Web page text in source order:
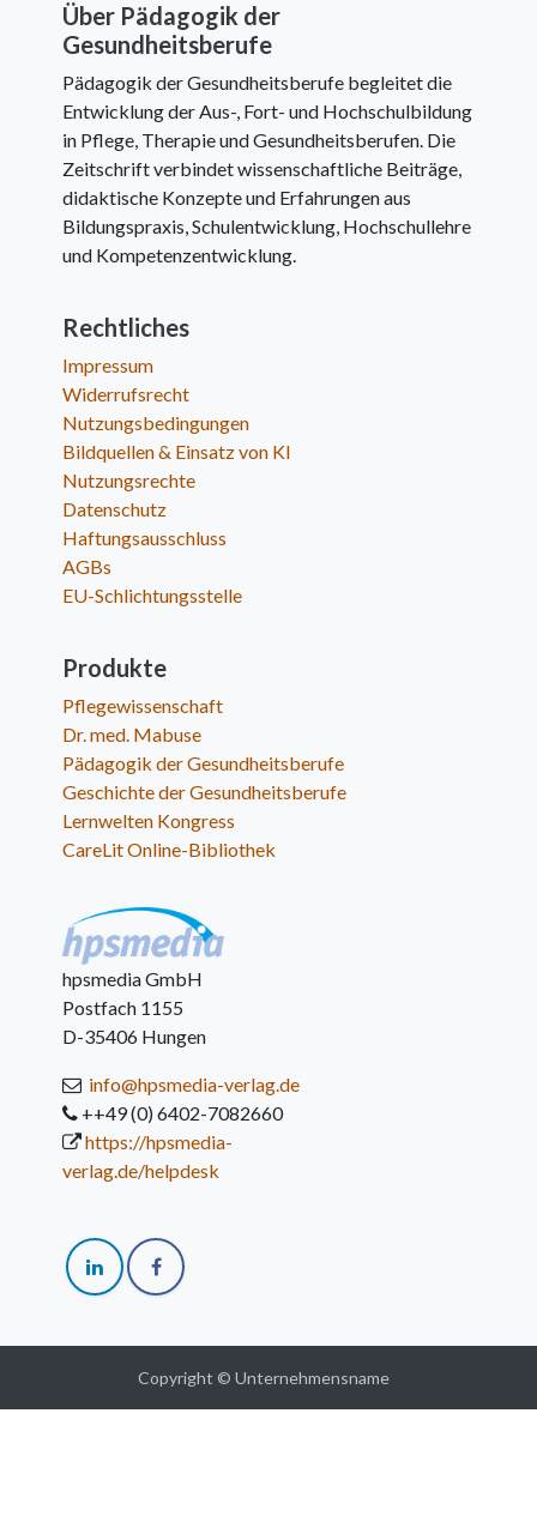
Über Pädagogik der
Gesundheitsberufe
Pädagogik der Gesundheitsberufe begleitet die
Entwicklung der Aus-, Fort- und Hochschulbildung
in Pflege, Therapie und Gesundheitsberufen. Die
Zeitschrift verbindet wissenschaftliche Beiträge,
didaktische Konzepte und Erfahrungen aus
Bildungspraxis, Schulentwicklung, Hochschullehre
und Kompetenzentwicklung.
Rechtliches
Impressum
Widerrufsrecht
Nutzungsbedingungen
Bildquellen & Einsatz von KI
Nutzungsrechte
Datenschutz
Haftungsausschluss
AGBs
EU-Schlichtungsstelle
Produkte
Pflegewissenschaft
Dr. med. Mabuse
Pädagogik der Gesundheitsberufe
Geschichte der Gesundheitsberufe
Lernwelten Kongress
CareLit Online-Bibliothek
hpsmedia GmbH
Postfach 1155
D-35406 Hungen
info@hpsmedia-verlag.de
++49 (0) 6402-7082660
https://hpsmedia-
verlag.de/helpdesk
Copyright © Unternehmensname